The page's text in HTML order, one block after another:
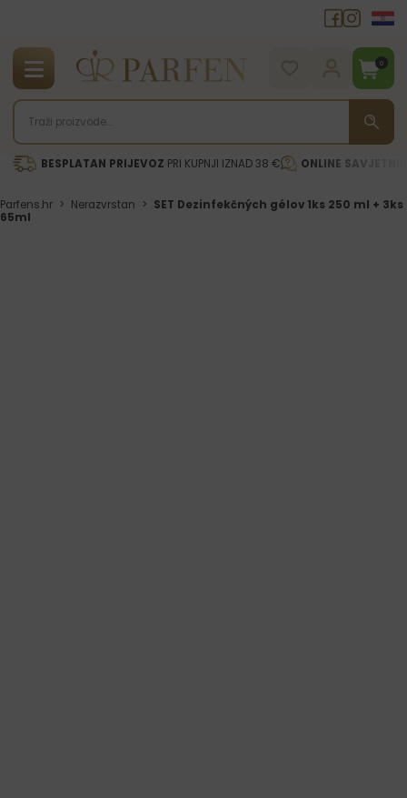
0
BESPLATAN PRIJEVOZ PRI KUPNJI IZNAD 38 € ONLINE
Parfens.hr > Nerazvrstan > SET Dezinfekčných gélov 1ks 250 ml + 3ks
65ml